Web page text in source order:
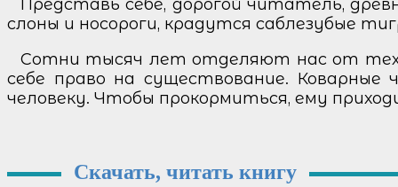
Представь себе, дорогой читатель,
слоны и носороги, крадутся саблезубые
Сотни тысяч лет отделяют нас от тех
себе право на существование. Коварные
человеку. Чтобы прокормиться, ему
Скачать, читать книгу